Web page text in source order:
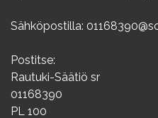
Sähköpostilla:
Postitse:
Rautuki-Säätiö sr
01168390
PL 100